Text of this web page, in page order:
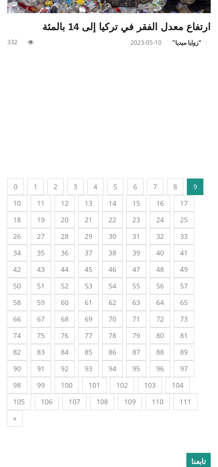
ارتفاع معدل الفقر في تركيا إلى 14 بالمئة
"زوايا ميديا" 2023-05-10
332
0 1 2 3 4 5 6 7 8
9
10
11 12 13 14 15 16
17
18
19 20 21 22 23 24
25
26
27 28 29 30 31 32
33
34
35 36 37 38 39 40
41
42
43 44 45 46 47 48
49
50
51 52 53 54 55 56
57
58
59 60 61 62 63 64
65
66
67 68 69 70 71 72
73
74
75 76 77 78 79 80
81
82
83 84 85 86 87 88
89
90
91 92 93 94 95 96
97
98
99 100 101 102 103
104
105
106 107 108 109 110
111
»
تابعنا